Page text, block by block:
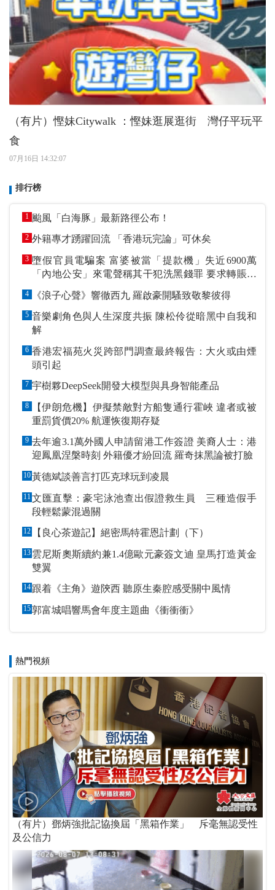
（有片）慳妹Citywalk ：慳妹逛展逛街 灣仔平玩平
食
07月16日 14:32:07
排行榜
1 颱風「白海豚」最新路徑公布！
2 外籍專才踴躍回流 「香港玩完論」可休矣
3 墮假官員電騙案 富婆被當「提款機」失近6900萬
「內地公安」來電聲稱其干犯洗黑錢罪 要求轉賬到
4 《浪子心聲》響徹西九 羅啟豪開騷致敬黎彼得
5 音樂劇角色與人生深度共振 陳松伶從暗黑中自我和
解
6 香港宏福苑火災跨部門調查最終報告：大火或由煙
頭引起
7 宇樹夥DeepSeek開發大模型與具身智能產品
8
【伊朗危機】伊擬禁敵對方船隻通行霍峽 違者或被
重罰貨價20% 航運恢復期存疑
9 去年逾3.1萬外國人申請留港工作簽證 美裔人士：港
迎鳳凰涅槃時刻 外籍優才紛回流 羅奇抹黑論被打臉
10黃德斌談善言打匹克球玩到凌晨
11 文匯直擊：豪宅泳池查出假證救生員 三種造假手
段輕鬆蒙混過關
12 【良心茶遊記】絕密馬特霍恩計劃（下）
13 雲尼斯奧斯續約兼1.4億歐元豪簽文迪 皇馬打造黃金
雙翼
14 跟着《主角》遊陝西 聽原生秦腔感受關中風情
15郭富城唱響馬會年度主題曲《衝衝衝》
熱門視頻
（有片）鄧炳強批記協換屆「黑箱作業」 斥毫無認受性
及公信力